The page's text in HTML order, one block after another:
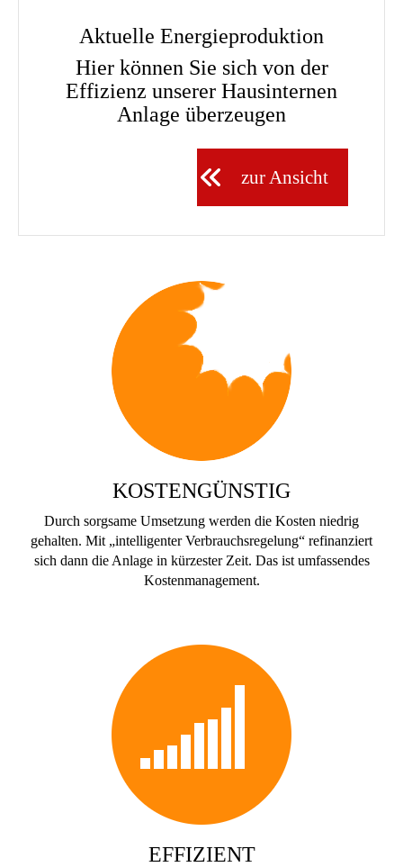
Aktuelle Energieproduktion
Hier können Sie sich von der
Effizienz unserer Hausinternen
Anlage überzeugen
zur Ansicht
KOSTENGÜNSTIG
Durch sorgsame Umsetzung werden die Kosten niedrig
gehalten. Mit „intelligenter Verbrauchsregelung“ refinanziert
sich dann die Anlage in kürzester Zeit. Das ist umfassendes
Kostenmanagement.
EFFIZIENT